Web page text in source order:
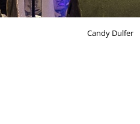
Candy Dulfer